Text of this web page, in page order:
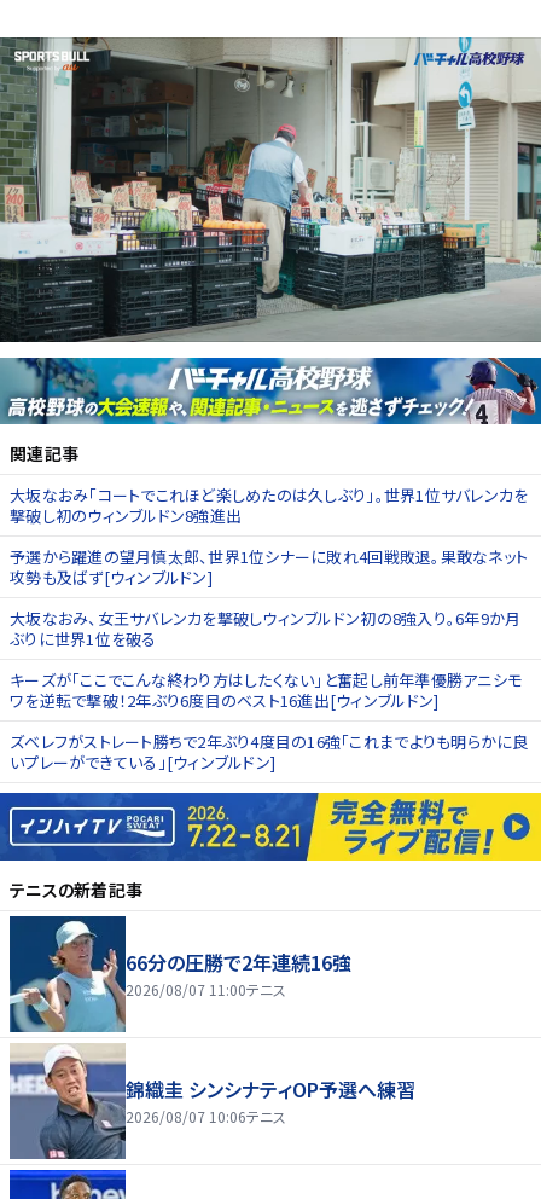
関連記事
大坂なおみ「コートでこれほど楽しめたのは久しぶり」。世界1位サバレンカを
撃破し初のウィンブルドン8強進出
予選から躍進の望月慎太郎、世界1位シナーに敗れ4回戦敗退。果敢なネット
攻勢も及ばず[ウィンブルドン]
大坂なおみ、女王サバレンカを撃破しウィンブルドン初の8強入り。6年9か月
ぶりに世界1位を破る
キーズが「ここでこんな終わり方はしたくない」と奮起し前年準優勝アニシモ
ワを逆転で撃破！2年ぶり6度目のベスト16進出[ウィンブルドン]
ズベレフがストレート勝ちで2年ぶり4度目の16強「これまでよりも明らかに良
いプレーができている」[ウィンブルドン]
テニスの新着記事
66分の圧勝で2年連続16強
2026/08/07 11:00テニス
錦織圭 シンシナティOP予選へ練習
2026/08/07 10:06テニス